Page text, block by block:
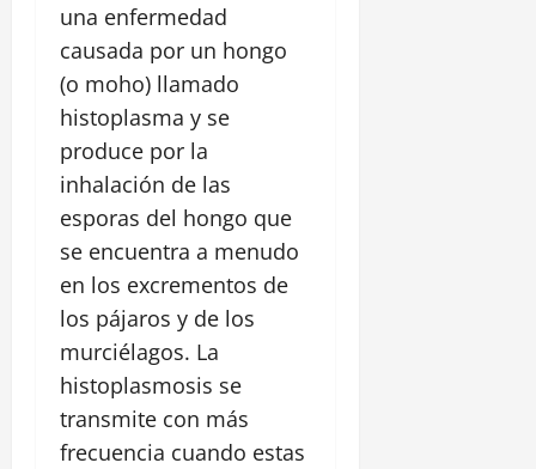
una enfermedad
causada por un hongo
(o moho) llamado
histoplasma y se
produce por la
inhalación de las
esporas del hongo que
se encuentra a menudo
en los excrementos de
los pájaros y de los
murciélagos. La
histoplasmosis se
transmite con más
frecuencia cuando estas